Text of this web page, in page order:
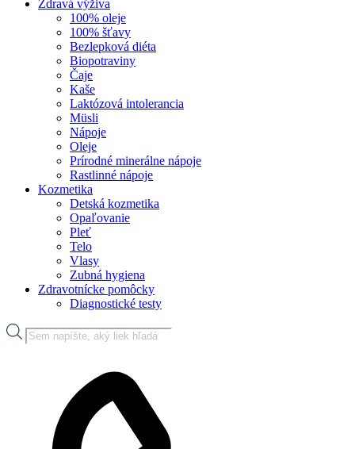
Zdravá výživa
100% oleje
100% šťavy
Bezlepková diéta
Biopotraviny
Čaje
Kaše
Laktózová intolerancia
Müsli
Nápoje
Oleje
Prírodné minerálne nápoje
Rastlinné nápoje
Kozmetika
Detská kozmetika
Opaľovanie
Pleť
Telo
Vlasy
Zubná hygiena
Zdravotnícke pomôcky
Diagnostické testy
Products
search